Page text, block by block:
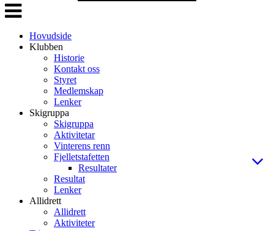
Veksle
navigasjon
Hovudside
Klubben
Historie
Kontakt oss
Styret
Medlemskap
Lenker
Skigruppa
Skigruppa
Aktivitetar
Vinterens renn
Fjelletstafetten
Resultater
Resultat
Lenker
Allidrett
Allidrett
Aktiviteter